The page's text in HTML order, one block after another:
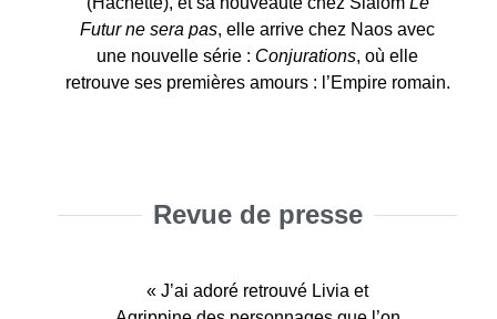
Futur ne sera pas, elle arrive chez Naos avec
une nouvelle série : Conjurations, où elle
retrouve ses premières amours : l’Empire romain.
Revue de presse
« Conjurations, c’est donc un roman
« Une très belle fin de duologie. On
« J’ai adoré retrouvé Livia et
« La plume est toujours aussi sublime
« Difficile de poser ce livre tant le
« Des moments riches en tension et
« Conjurations, c’est donc un roman
« Une très belle fin de duologie. On